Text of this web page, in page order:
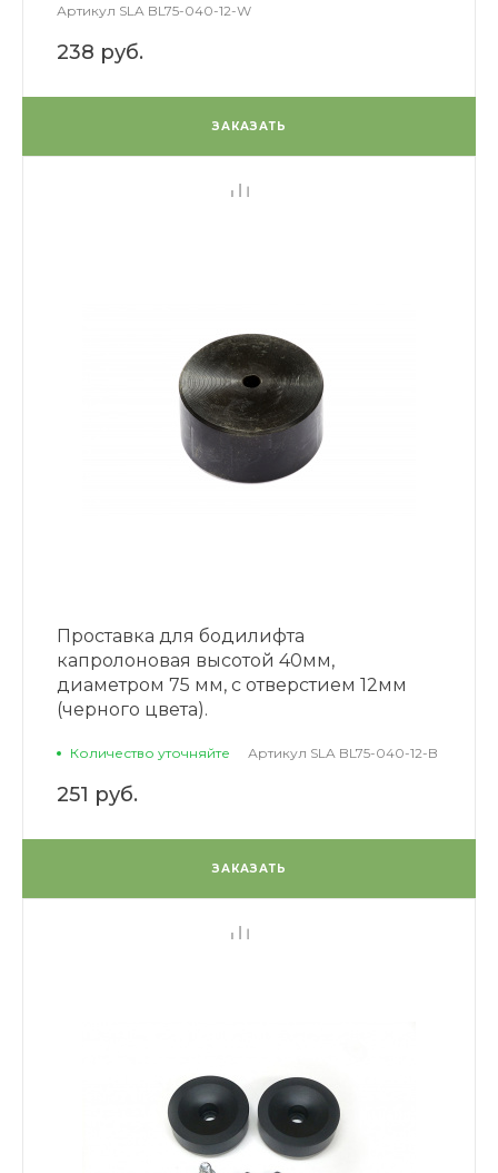
Артикул SLA BL75-040-12-W
238 руб.
ЗАКАЗАТЬ
Проставка для бодилифта
капролоновая высотой 40мм,
диаметром 75 мм, с отверстием 12мм
(черного цвета).
Количество уточняйте Артикул SLA BL75-040-12-B
251 руб.
ЗАКАЗАТЬ